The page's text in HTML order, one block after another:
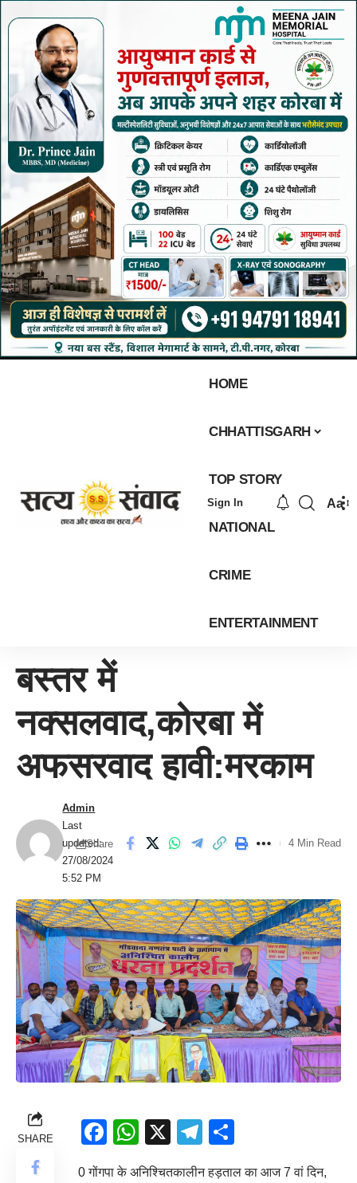
HOME
CHHATTISGARH
TOP STORY
NATIONAL
CRIME
ENTERTAINMENT
Sign In Aa
बस्तर में
नक्सलवाद,कोरबा में
अफसरवाद हावी:मरकाम
Last
updated:
27/08/2024
5:52 PM
Admin
Share 4 Min Read
SHARE Facebook
WhatsApp
X Telegram
0 गोंगपा के अनिश्चितकालीन हड़ताल का आज 7 वां दिन,